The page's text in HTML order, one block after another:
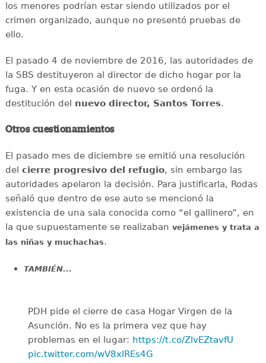
los menores podrían estar siendo utilizados por el
crimen organizado, aunque no presentó pruebas de
ello.
El pasado 4 de noviembre de 2016, las autoridades de
la SBS destituyeron al director de dicho hogar por la
fuga. Y en esta ocasión de nuevo se ordenó la
destitución del nuevo director, Santos Torres.
Otros cuestionamientos
El pasado mes de diciembre se emitió una resolución
del cierre progresivo del refugio, sin embargo las
autoridades apelaron la decisión. Para justificarla, Rodas
señaló que dentro de ese auto se mencionó la
existencia de una sala conocida como “el gallinero”, en
la que supuestamente se realizaban vejámenes y trata a
las niñas y muchachas.
TAMBIÉN...
PDH pide el cierre de casa Hogar Virgen de la
Asunción. No es la primera vez que hay
problemas en el lugar: https://t.co/ZlvEZtavfU
pic.twitter.com/wV8xlREs4G